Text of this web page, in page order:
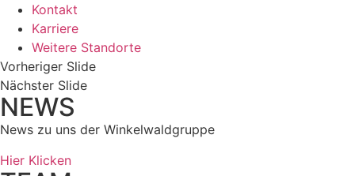
Kontakt
Karriere
Weitere Standorte
Vorheriger Slide
Nächster Slide
NEWS
News zu uns der Winkelwaldgruppe
Hier Klicken